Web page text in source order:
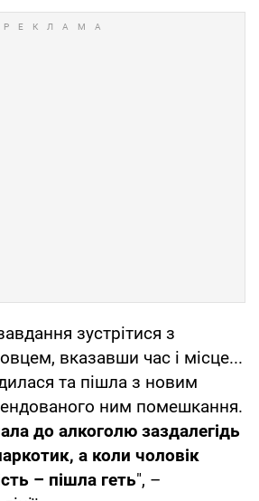
зустрітися з
вказавши час і місце...
та пішла з новим
ним помешкання.
до алкоголю заздалегідь
а коли чоловік
– пішла геть", –